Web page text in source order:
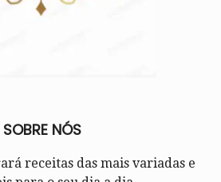
SOBRE NÓS
receitas das mais variadas e